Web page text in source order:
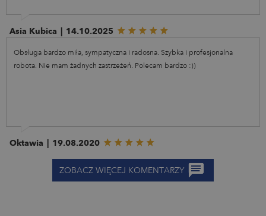
Asia Kubica | 14.10.2025
Obsługa bardzo miła, sympatyczna i radosna. Szybka i profesjonalna
robota. Nie mam żadnych zastrzeżeń. Polecam bardzo :))
Oktawia | 19.08.2020
ZOBACZ WIĘCEJ KOMENTARZY